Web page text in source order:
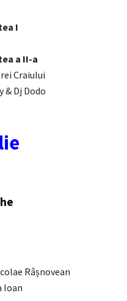
I
a II-a
Craiului
& Dj Dodo
Râșnovean
Ioan